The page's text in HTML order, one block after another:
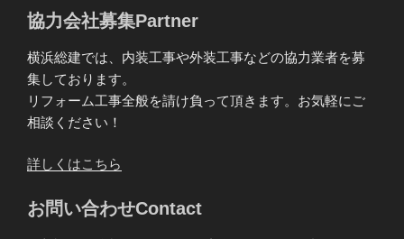
協力会社募集Partner
横浜総建では、内装工事や外装工事などの協力業者を募
集しております。
リフォーム工事全般を請け負って頂きます。お気軽にご
相談ください！
詳しくはこちら
お問い合わせContact